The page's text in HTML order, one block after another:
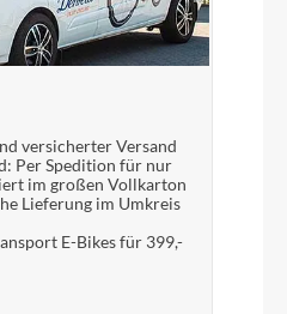
versicherter Versand
Per Spedition für nur
im großen Vollkarton
Lieferung im Umkreis
E-Bikes für 399,-